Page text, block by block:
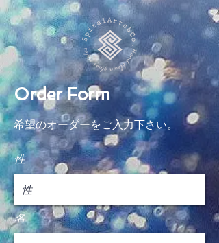
Order Form
希望のオーダーをご入力下さい。
性
名